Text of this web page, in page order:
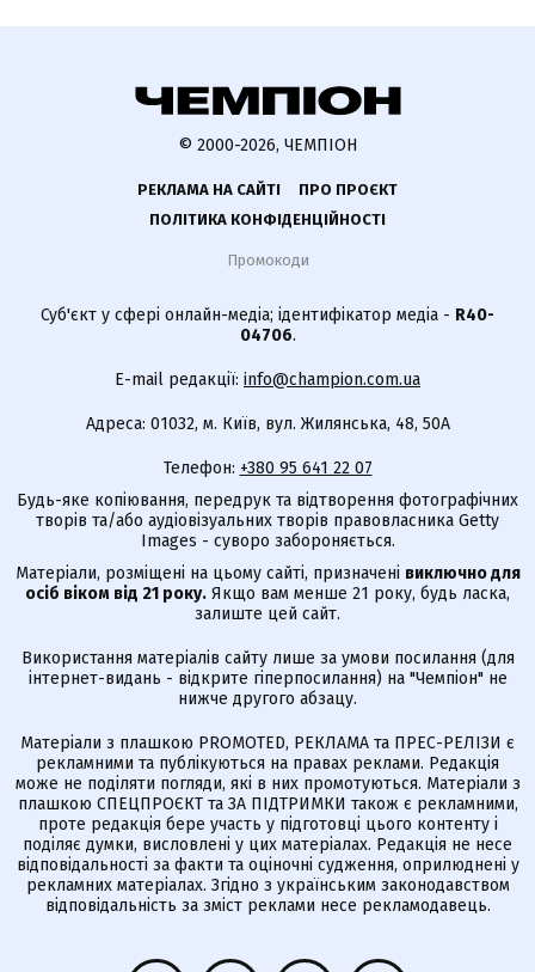
© 2000-2026, ЧЕМПІОН
РЕКЛАМА НА САЙТІ
ПРО ПРОЄКТ
ПОЛІТИКА КОНФІДЕНЦІЙНОСТІ
Промокоди
Суб'єкт у сфері онлайн-медіа; ідентифікатор медіа - R40-
04706.
E-mail редакції: info@champion.com.ua
Адреса: 01032, м. Київ, вул. Жилянська, 48, 50А
Телефон: +380 95 641 22 07
Будь-яке копіювання, передрук та відтворення фотографічних
творів та/або аудіовізуальних творів правовласника Getty
Images - суворо забороняється.
Матеріали, розміщені на цьому сайті, призначені виключно для
осіб віком від 21 року. Якщо вам менше 21 року, будь ласка,
залиште цей сайт.
Використання матеріалів сайту лише за умови посилання (для
інтернет-видань - відкрите гіперпосилання) на "Чемпіон" не
нижче другого абзацу.
Матеріали з плашкою PROMOTED, РЕКЛАМА та ПРЕС-РЕЛІЗИ є
рекламними та публікуються на правах реклами. Редакція
може не поділяти погляди, які в них промотуються. Матеріали з
плашкою СПЕЦПРОЄКТ та ЗА ПІДТРИМКИ також є рекламними,
проте редакція бере участь у підготовці цього контенту і
поділяє думки, висловлені у цих матеріалах. Редакція не несе
відповідальності за факти та оціночні судження, оприлюднені у
рекламних матеріалах. Згідно з українським законодавством
відповідальність за зміст реклами несе рекламодавець.